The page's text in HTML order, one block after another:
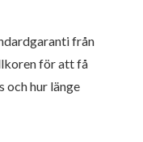
från
för att få
och hur länge